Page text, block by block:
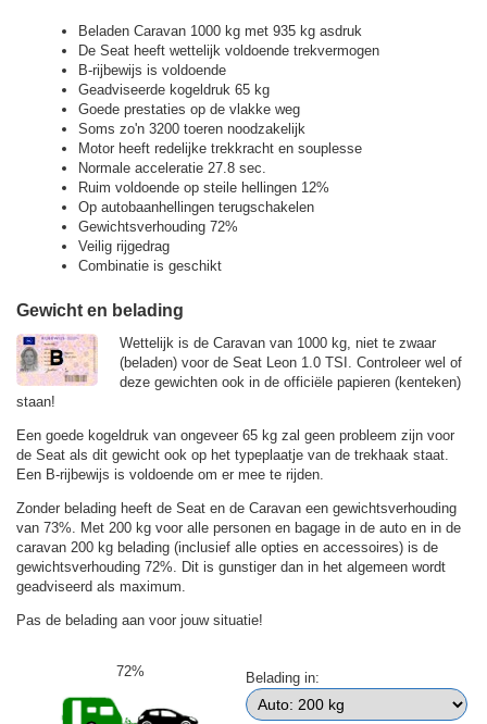
Beladen Caravan 1000 kg met 935 kg asdruk
De Seat heeft wettelijk voldoende trekvermogen
B-rijbewijs is voldoende
Geadviseerde kogeldruk 65 kg
Goede prestaties op de vlakke weg
Soms zo'n 3200 toeren noodzakelijk
Motor heeft redelijke trekkracht en souplesse
Normale acceleratie 27.8 sec.
Ruim voldoende op steile hellingen 12%
Op autobaanhellingen terugschakelen
Gewichtsverhouding 72%
Veilig rijgedrag
Combinatie is geschikt
Gewicht en belading
Wettelijk is de Caravan van 1000 kg, niet te zwaar
(beladen) voor de Seat Leon 1.0 TSI. Controleer wel of
deze gewichten ook in de officiële papieren (kenteken)
staan!
Een goede kogeldruk van ongeveer 65 kg zal geen probleem zijn voor
de Seat als dit gewicht ook op het typeplaatje van de trekhaak staat.
Een B-rijbewijs is voldoende om er mee te rijden.
Zonder belading heeft de Seat en de Caravan een gewichtsverhouding
van 73%. Met 200 kg voor alle personen en bagage in de auto en in de
caravan 200 kg belading (inclusief alle opties en accessoires) is de
gewichtsverhouding 72%. Dit is gunstiger dan in het algemeen wordt
geadviseerd als maximum.
Pas de belading aan voor jouw situatie!
72% Belading in: